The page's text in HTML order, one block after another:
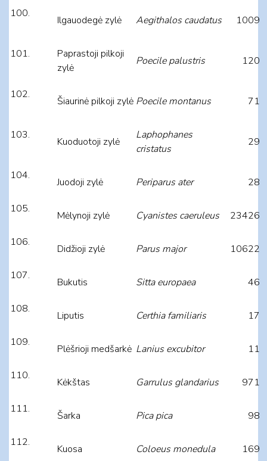
Ilgauodegė zylė Aegithalos caudatus 1009
Paprastoji pilkoji
zylė
Poecile palustris 120
Šiaurinė pilkoji zylė Poecile montanus 71
Kuoduotoji zylė
Laphophanes
cristatus
29
Juodoji zylė Periparus ater 28
Mėlynoji zylė Cyanistes caeruleus 23426
Didžioji zylė Parus major 10622
Bukutis Sitta europaea 46
Liputis Certhia familiaris 17
Plėšrioji medšarkė Lanius excubitor 11
Kėkštas Garrulus glandarius 971
Šarka Pica pica 98
Kuosa Coloeus monedula 169